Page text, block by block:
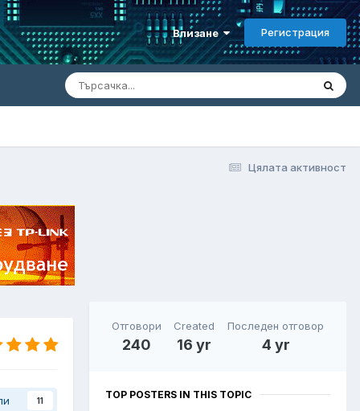
Влизане Регистрация
Цялата активност
11
Отговори
240
Created
16 yr
Последен отговор
4 yr
TOP POSTERS IN THIS TOPIC